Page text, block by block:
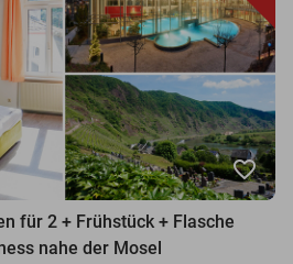
favorite_border
für 2 + Frühstück + Flasche
nahe der Mosel